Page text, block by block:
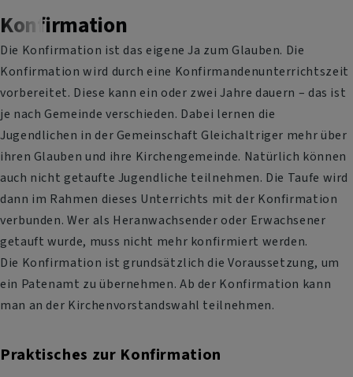
Konfirmation
Die Konfirmation ist das eigene Ja zum Glauben. Die
Konfirmation wird durch eine Konfirmandenunterrichtszeit
vorbereitet. Diese kann ein oder zwei Jahre dauern – das ist
je nach Gemeinde verschieden. Dabei lernen die
Jugendlichen in der Gemeinschaft Gleichaltriger mehr über
ihren Glauben und ihre Kirchengemeinde. Natürlich können
auch nicht getaufte Jugendliche teilnehmen. Die Taufe wird
dann im Rahmen dieses Unterrichts mit der Konfirmation
verbunden. Wer als Heranwachsender oder Erwachsener
getauft wurde, muss nicht mehr konfirmiert werden.
Die Konfirmation ist grundsätzlich die Voraussetzung, um
ein Patenamt zu übernehmen. Ab der Konfirmation kann
man an der Kirchenvorstandswahl teilnehmen.
Praktisches zur Konfirmation